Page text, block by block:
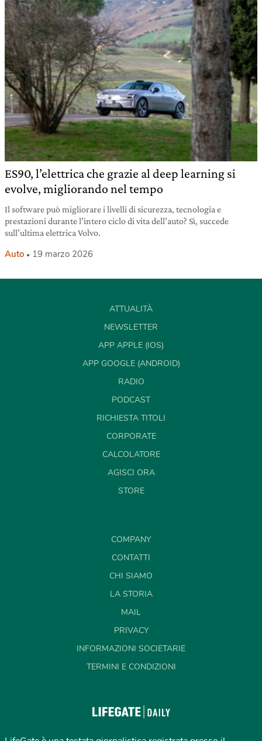
ES90, l’elettrica che grazie al deep learning si
evolve, migliorando nel tempo
Il software può migliorare i livelli di sicurezza, tecnologia e
prestazioni durante l’intero ciclo di vita dell’auto? Sì, succede
sull’ultima elettrica Volvo.
Auto 19 marzo 2026
ATTUALITÀ
NEWSLETTER
APP APPLE (IOS)
APP GOOGLE (ANDROID)
RADIO
PODCAST
RICHIESTA TITOLI
CORPORATE
CALCOLATORE
AGISCI ORA
STORE
COMPANY
CONTATTI
CHI SIAMO
LA STORIA
MAIL
PRIVACY
INFORMAZIONI SOCIETARIE
TERMINI E CONDIZIONI